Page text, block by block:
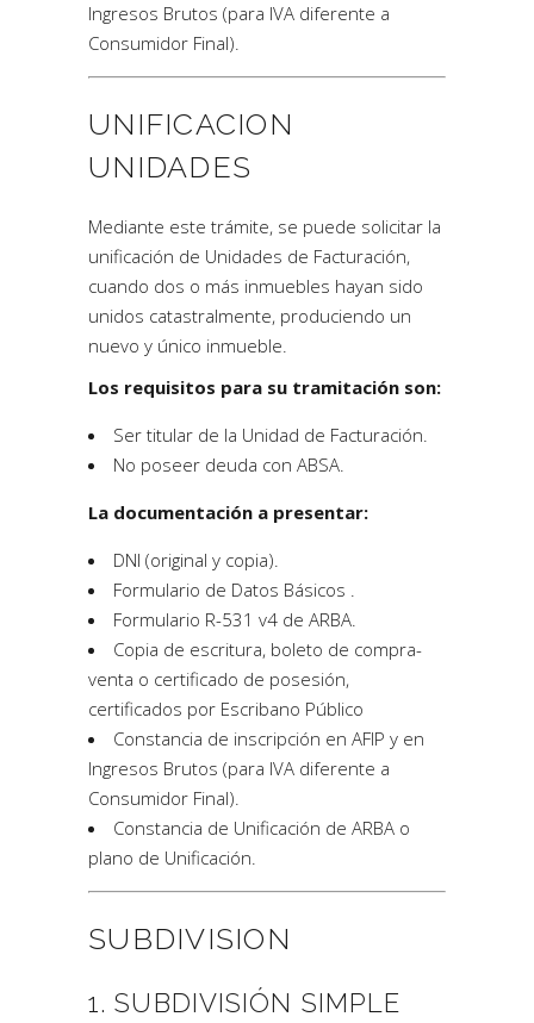
Ingresos Brutos (para IVA diferente a
Consumidor Final).
UNIFICACION
UNIDADES
Mediante este trámite, se puede solicitar la
unificación de Unidades de Facturación,
cuando dos o más inmuebles hayan sido
unidos catastralmente, produciendo un
nuevo y único inmueble.
Los requisitos para su tramitación son:
Ser titular de la Unidad de Facturación.
No poseer deuda con ABSA.
La documentación a presentar:
DNI (original y copia).
Formulario de Datos Básicos .
Formulario R-531 v4 de ARBA.
Copia de escritura, boleto de compra-
venta o certificado de posesión,
certificados por Escribano Público
Constancia de inscripción en AFIP y en
Ingresos Brutos (para IVA diferente a
Consumidor Final).
Constancia de Unificación de ARBA o
plano de Unificación.
SUBDIVISION
1. SUBDIVISIÓN SIMPLE